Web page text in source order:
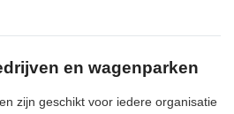
en wagenparken
zijn geschikt voor iedere organisatie